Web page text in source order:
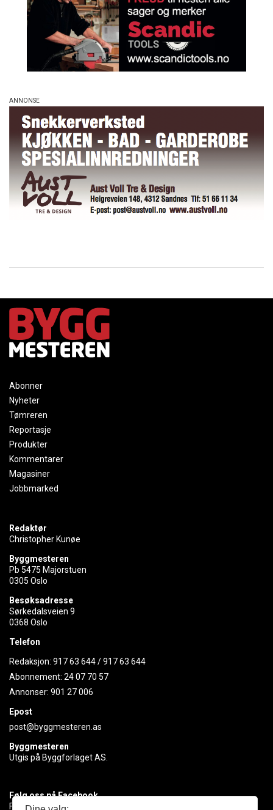
Abonner
Nyheter
Tømreren
Reportasje
Produkter
Kommentarer
Magasiner
Jobbmarked
Redaktør
Christopher Kunøe
Byggmesteren
Pb 5475 Majorstuen
0305 Oslo
Besøksadresse
Sørkedalsveien 9
0368 Oslo
Telefon
Redaksjon: 917 63 644/917 63 644
Abonnement: 24 07 70 57
Annonser: 901 27 006
Epost
post@byggmesteren.as
Byggmesteren
Utgis på Byggforlaget AS.
Følg oss på Facebook
Få med deg det siste innen byggebransjen